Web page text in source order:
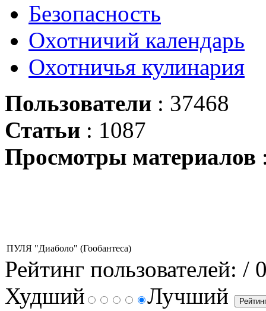
Безопасность
Охотничий календарь
Охотничья кулинария
Пользователи : 37468
Статьи : 1087
Просмотры материалов
ПУЛЯ "Диаболо" (Гообантеса)
Рейтинг пользователей: /
Худший
Лучший